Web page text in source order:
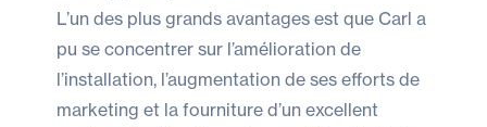
L’un des plus grands avantages est que Carl a
pu se concentrer sur l’amélioration de
l’installation, l’augmentation de ses efforts de
marketing et la fourniture d’un excellent